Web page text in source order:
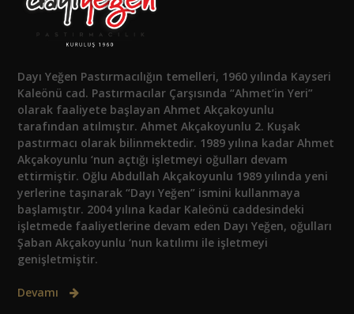
Dayı Yeğen Pastırmacılığın temelleri, 1960 yılında Kayseri
Kaleönü cad. Pastırmacılar Çarşısında “Ahmet’in Yeri”
olarak faaliyete başlayan Ahmet Akçakoyunlu
tarafından atılmıştır. Ahmet Akçakoyunlu 2. Kuşak
pastırmacı olarak bilinmektedir. 1989 yılına kadar Ahmet
Akçakoyunlu ‘nun açtığı işletmeyi oğulları devam
ettirmiştir. Oğlu Abdullah Akçakoyunlu 1989 yılında yeni
yerlerine taşınarak “Dayı Yeğen” ismini kullanmaya
başlamıştır. 2004 yılına kadar Kaleönü caddesindeki
işletmede faaliyetlerine devam eden Dayı Yeğen, oğulları
Şaban Akçakoyunlu ‘nun katılımı ile işletmeyi
genişletmiştir.
Devamı